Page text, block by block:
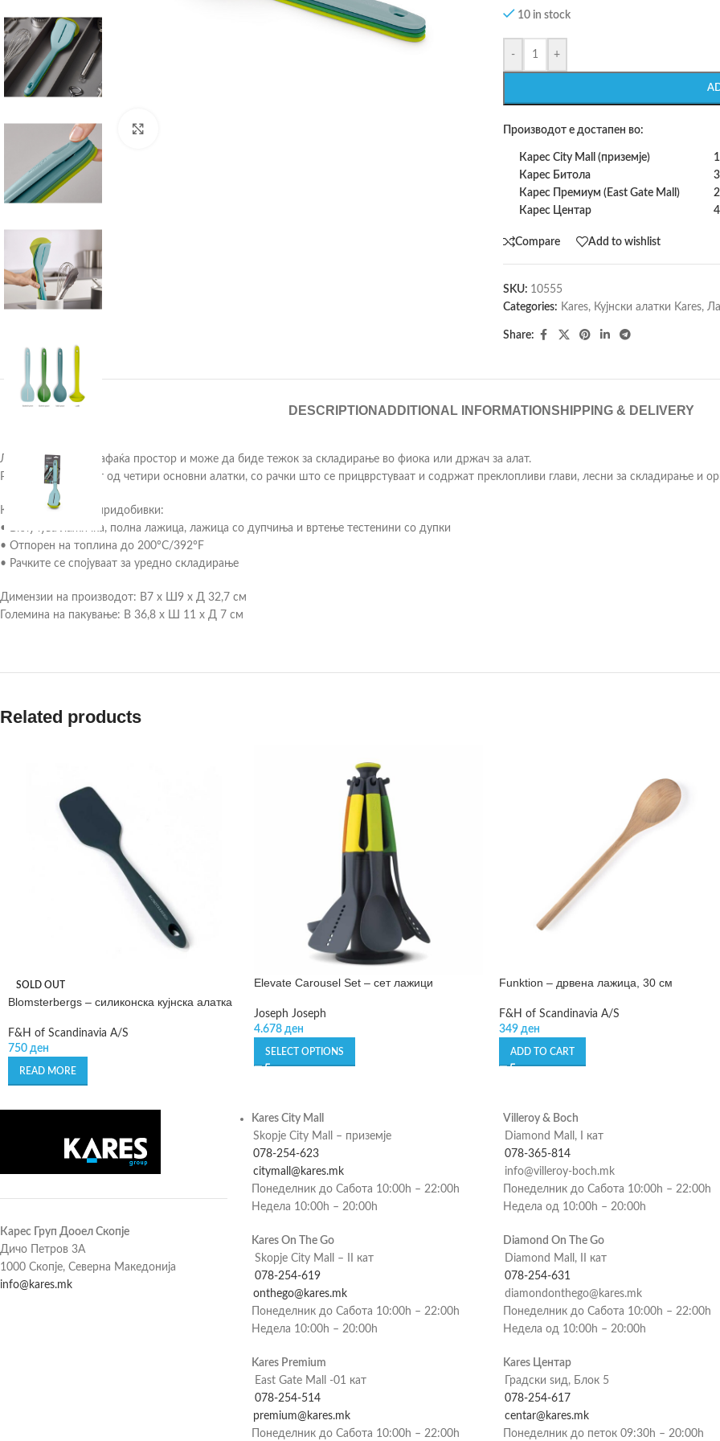
10 in stock
- +
Производот е достапен во:
Карес City Mall (приземје)
1
Карес Битола
3
Карес Премиум (East Gate Mall)
2
Карес Центар
4
Compare Add to wishlist
SKU: 10555
Categories: Kares, Кујнски алатки Kares,
Share:
DESCRIPTION ADDITIONAL INFORMATIONSHIPPING & DELIVERY
Лабавиот прибор зафаќа простор и може да биде тежок за складирање во фиока или држач за алат.
Решение – Комплет од четири основни алатки, со рачки што се прицврстуваат и содржат преклопливи глави, лесни за складирање и
Карактеристики и придобивки:
• Вклучува лажичка, полна лажица, лажица со дупчиња и вртење тестенини со дупки
• Отпорен на топлина до 200°C/392°F
• Рачките се спојуваат за уредно складирање
Димензии на производот: В7 x Ш9 x Д 32,7 см
Големина на пакување: В 36,8 x Ш 11 x Д 7 см
Related products
SOLD OUT
Blomsterbergs – силиконска кујнска алатка
F&H of Scandinavia A/S
750 ден
READ MORE
Elevate Carousel Set – сет лажици
Joseph Joseph
4.678 ден
SELECT OPTIONS
Funktion – дрвена лажица, 30 см
F&H of Scandinavia A/S
349 ден
ADD TO CART
Карес Груп Дооел Скопје
Дичо Петров 3А
1000 Скопје, Северна Македонија
info@kares.mk
Kares City Mall
Skopje City Mall – приземје
078-254-623
citymall@kares.mk
Понеделник до Сабота 10:00h – 22:00h
Недела 10:00h – 20:00h
Kares On The Go
Skopje City Mall – II кат
078-254-619
onthego@kares.mk
Понеделник до Сабота 10:00h – 22:00h
Недела 10:00h – 20:00h
Kares Premium
East Gate Mall -01 кат
078-254-514
premium@kares.mk
Понеделник до Сабота 10:00h – 22:00h
Villeroy & Boch
Diamond Mall, I кат
078-365-814
info@villeroy-boch.mk
Понеделник до Сабота 10:00h – 22:00h
Недела од 10:00h – 20:00h
Diamond On The Go
Diamond Mall, II кат
078-254-631
diamondonthego@kares.mk
Понеделник до Сабота 10:00h – 22:00h
Недела од 10:00h – 20:00h
Kares Центар
Градски ѕид, Блок 5
078-254-617
centar@kares.mk
Понеделник до петок 09:30h – 20:00h